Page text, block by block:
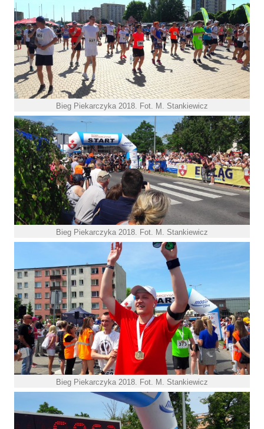
Bieg Piekarczyka 2018. Fot. M. Stankiewicz
Bieg Piekarczyka 2018. Fot. M. Stankiewicz
Bieg Piekarczyka 2018. Fot. M. Stankiewicz